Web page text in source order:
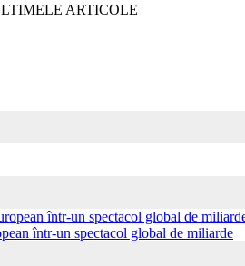
ARTICOLE
într-un spectacol global de miliarde